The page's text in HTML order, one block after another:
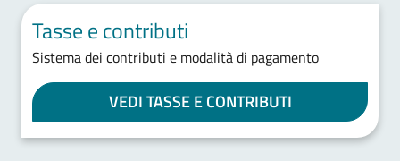
Tasse e contributi
Sistema dei contributi e modalità di pagamento
VEDI TASSE E CONTRIBUTI